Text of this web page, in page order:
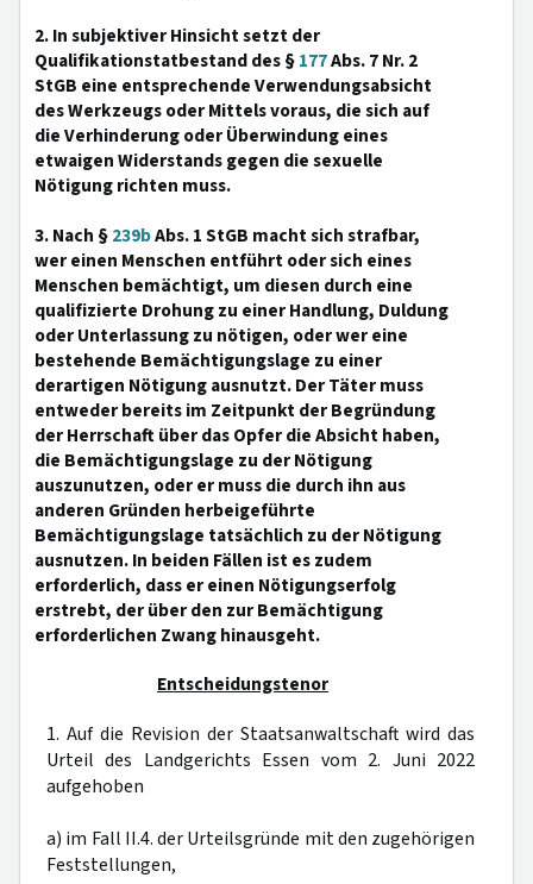
2. In subjektiver Hinsicht setzt der
Qualifikationstatbestand des §177Abs. 7 Nr. 2
StGB eine entsprechende Verwendungsabsicht
des Werkzeugs oder Mittels voraus, die sich auf
die Verhinderung oder Überwindung eines
etwaigen Widerstands gegen die sexuelle
Nötigung richten muss.
3. Nach §239bAbs. 1 StGB macht sich strafbar,
wer einen Menschen entführt oder sich eines
Menschen bemächtigt, um diesen durch eine
qualifizierte Drohung zu einer Handlung, Duldung
oder Unterlassung zu nötigen, oder wer eine
bestehende Bemächtigungslage zu einer
derartigen Nötigung ausnutzt. Der Täter muss
entweder bereits im Zeitpunkt der Begründung
der Herrschaft über das Opfer die Absicht haben,
die Bemächtigungslage zu der Nötigung
auszunutzen, oder er muss die durch ihn aus
anderen Gründen herbeigeführte
Bemächtigungslage tatsächlich zu der Nötigung
ausnutzen. In beiden Fällen ist es zudem
erforderlich, dass er einen Nötigungserfolg
erstrebt, der über den zur Bemächtigung
erforderlichen Zwang hinausgeht.
Entscheidungstenor
1. Auf die Revision der Staatsanwaltschaft wird das
Urteil des Landgerichts Essen vom 2. Juni 2022
aufgehoben
a) im Fall II.4. der Urteilsgründe mit den zugehörigen
Feststellungen,